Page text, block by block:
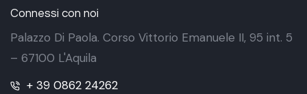
Connessi con noi
Palazzo Di Paola. Corso Vittorio Emanuele II, 95 int. 5
– 67100 L'Aquila
+ 39 0862 24262